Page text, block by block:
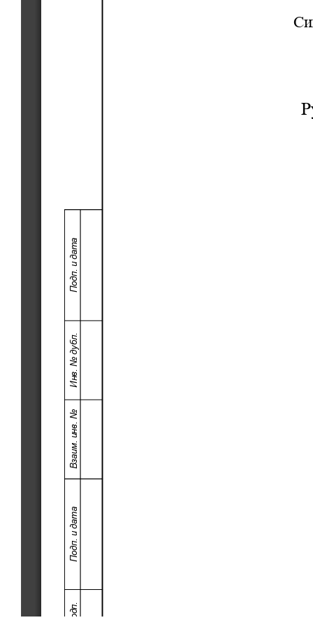
Подп. и дата
Взаим. инв. No
Инв. No дубл.
Подп. и дата